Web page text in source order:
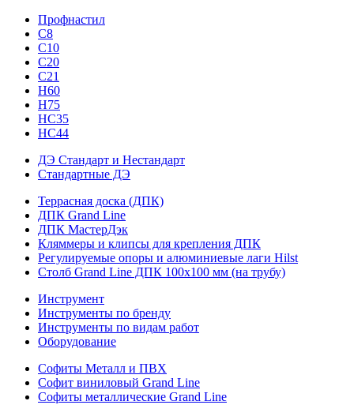
Профнастил
С8
С10
С20
С21
H60
H75
HС35
НС44
ДЭ Стандарт и Нестандарт
Стандартные ДЭ
Террасная доска (ДПК)
ДПК Grand Line
ДПК МастерДэк
Кляммеры и клипсы для крепления ДПК
Регулируемые опоры и алюминиевые лаги Hilst
Столб Grand Line ДПК 100х100 мм (на трубу)
Инструмент
Инструменты по бренду
Инструменты по видам работ
Оборудование
Софиты Металл и ПВХ
Софит виниловый Grand Line
Софиты металлические Grand Line